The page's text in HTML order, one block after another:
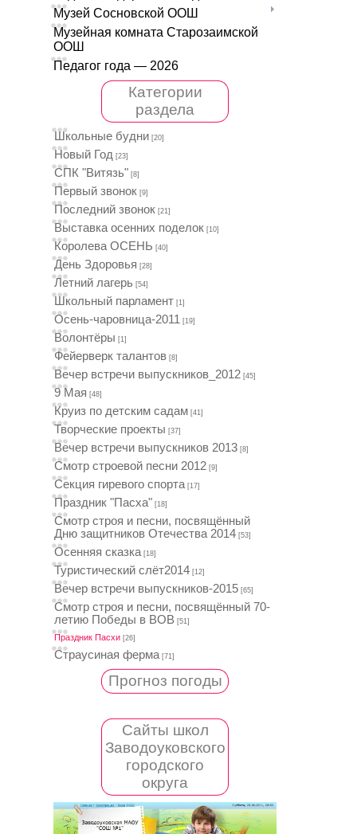
Музей Сосновской ООШ
Музейная комната Старозаимской
ООШ
Педагог года — 2026
Категории
раздела
Школьные будни [20]
Новый Год [23]
СПК "Витязь" [8]
Первый звонок [9]
Последний звонок [21]
Выставка осенних поделок [10]
Королева ОСЕНЬ [40]
День Здоровья [28]
Летний лагерь [54]
Школьный парламент [1]
Осень-чаровница-2011 [19]
Волонтёры [1]
Фейерверк талантов [8]
Вечер встречи выпускников_2012 [45]
9 Мая [48]
Круиз по детским садам [41]
Творческие проекты [37]
Вечер встречи выпускников 2013 [8]
Смотр строевой песни 2012 [9]
Секция гиревого спорта [17]
Праздник "Пасха" [18]
Смотр строя и песни, посвящённый
Дню защитников Отечества 2014 [53]
Осенняя сказка [18]
Туристический слёт2014 [12]
Вечер встречи выпускников-2015 [65]
Смотр строя и песни, посвящённый 70-
летию Победы в ВОВ [51]
Праздник Пасхи [26]
Страусиная ферма [71]
Прогноз погоды
Сайты школ
Заводоуковского
городского
округа